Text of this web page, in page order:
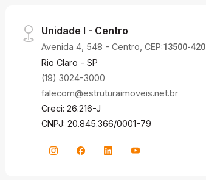
Unidade I - Centro
Avenida 4, 548 - Centro, CEP:13500-420
Rio Claro - SP
(19) 3024-3000
falecom@estruturaimoveis.net.br
Creci: 26.216-J
CNPJ: 20.845.366/0001-79